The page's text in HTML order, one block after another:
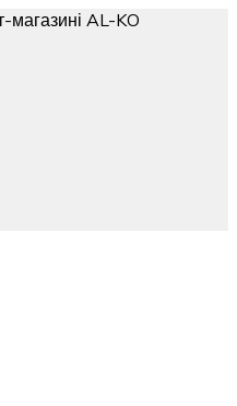
магазині AL-KO